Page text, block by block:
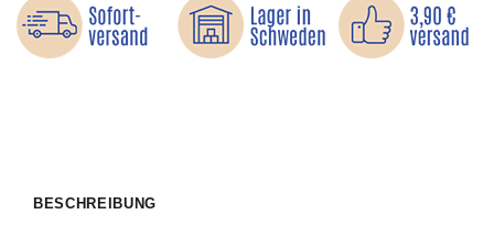
BESCHREIBUNG